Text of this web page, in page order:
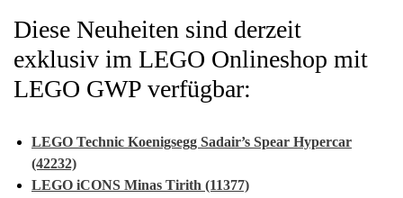
Diese Neuheiten sind derzeit
exklusiv im LEGO Onlineshop mit
LEGO GWP verfügbar:
LEGO Technic Koenigsegg Sadair’s Spear Hypercar
(42232)
LEGO iCONS Minas Tirith (11377)